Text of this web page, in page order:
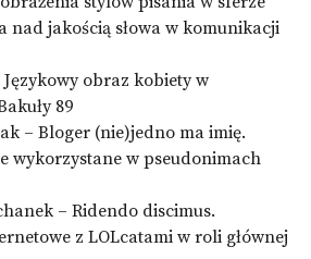
nad jakością słowa w komunikacji
obraz kobiety w
89
– Bloger (nie)jedno ma imię.
wykorzystane w pseudonimach
– Ridendo discimus.
z LOLcatami w roli głównej